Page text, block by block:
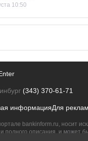
10:50
(343) 370-61-71
информацияДля
bankinform.ru, носит
описания, и может